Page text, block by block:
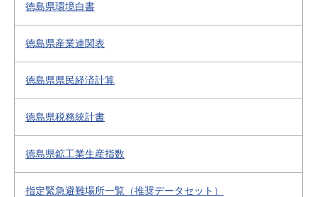
徳島県環境白書
徳島県産業連関表
徳島県県民経済計算
徳島県税務統計書
徳島県鉱工業生産指数
指定緊急避難場所一覧（推奨データセット）